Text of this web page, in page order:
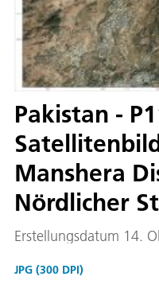
Pakistan -
Manshera
Nördlicher
Erstellungsdatum 14.
JPG (300 DPI)